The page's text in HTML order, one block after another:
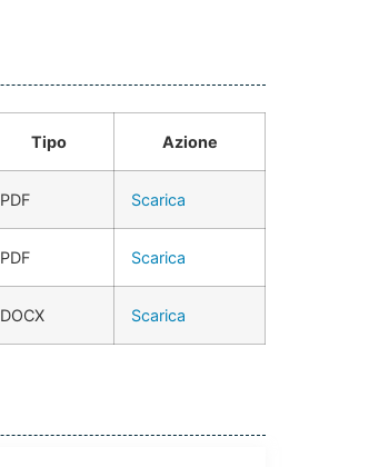
Tipo Azione
PDF Scarica
PDF Scarica
DOCX Scarica